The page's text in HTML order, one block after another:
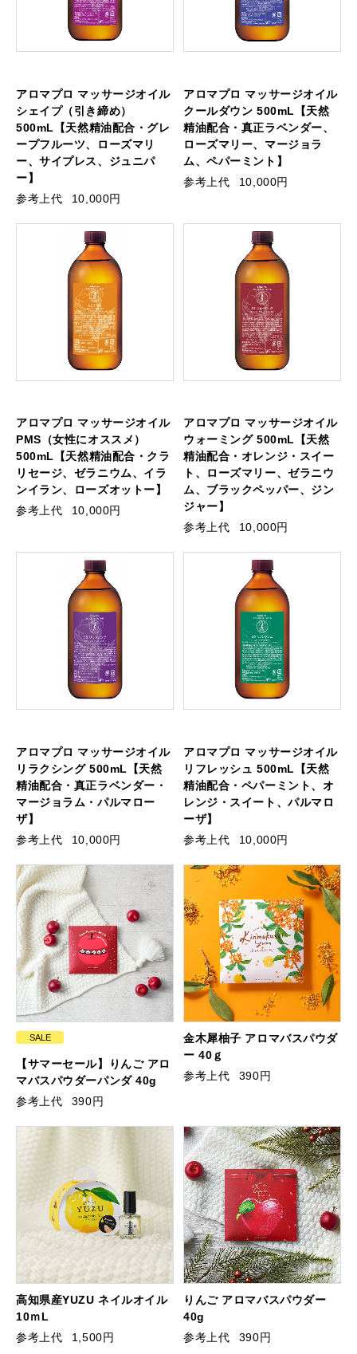
アロマプロ マッサージオイル
シェイプ（引き締め）
500mL【天然精油配合・グレ
ープフルーツ、ローズマリ
ー、サイプレス、ジュニパ
ー】
参考上代
10,000円
アロマプロ マッサージオイル
クールダウン 500mL【天然
精油配合・真正ラベンダー、
ローズマリー、マージョラ
ム、ペパーミント】
参考上代
10,000円
アロマプロ マッサージオイル
PMS（女性にオススメ）
500mL【天然精油配合・クラ
リセージ、ゼラニウム、イラ
ンイラン、ローズオットー】
参考上代
10,000円
アロマプロ マッサージオイル
ウォーミング 500mL【天然
精油配合・オレンジ・スイー
ト、ローズマリー、ゼラニウ
ム、ブラックペッパー、ジン
ジャー】
参考上代
10,000円
アロマプロ マッサージオイル
リラクシング 500mL【天然
精油配合・真正ラベンダー・
マージョラム・パルマロー
ザ】
参考上代
10,000円
アロマプロ マッサージオイル
リフレッシュ 500mL【天然
精油配合・ペパーミント、オ
レンジ・スイート、パルマロ
ーザ】
参考上代
10,000円
SALE
【サマーセール】りんご アロ
マバスパウダーパンダ 40g
参考上代
390円
金木犀柚子 アロマバスパウダ
ー 40ｇ
参考上代
390円
高知県産YUZU ネイルオイル
10ｍL
参考上代
1,500円
りんご アロマバスパウダー
40g
参考上代
390円